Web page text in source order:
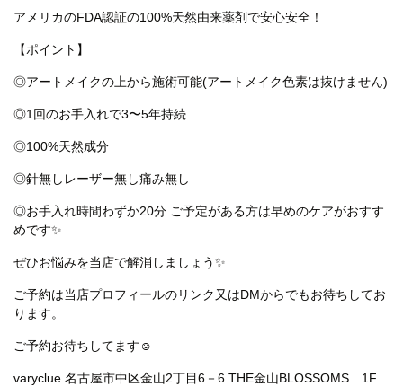
アメリカのFDA認証の100%天然由来薬剤で安心安全！
【ポイント】
◎アートメイクの上から施術可能(アートメイク色素は抜けません)
◎1回のお手入れで3〜5年持続
◎100%天然成分
◎針無しレーザー無し痛み無し
◎お手入れ時間わずか20分 ご予定がある方は早めのケアがおすす
めです✨
ぜひお悩みを当店で解消しましょう✨
ご予約は当店プロフィールのリンク又はDMからでもお待ちしてお
ります。
ご予約お待ちしてます☺
varyclue 名古屋市中区金山2丁目6－6 THE金山BLOSSOMS 1F